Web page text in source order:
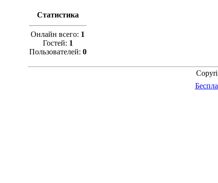
Статистика
Онлайн всего: 1
Гостей: 1
Пользователей: 0